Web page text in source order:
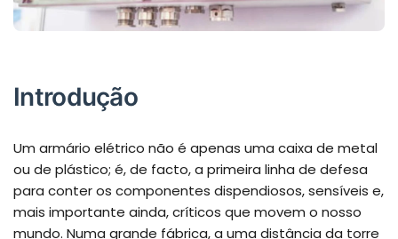
Introdução
Um armário elétrico não é apenas uma caixa de metal
ou de plástico; é, de facto, a primeira linha de defesa
para conter os componentes dispendiosos, sensíveis e,
mais importante ainda, críticos que movem o nosso
mundo. Numa grande fábrica, a uma distância da torre